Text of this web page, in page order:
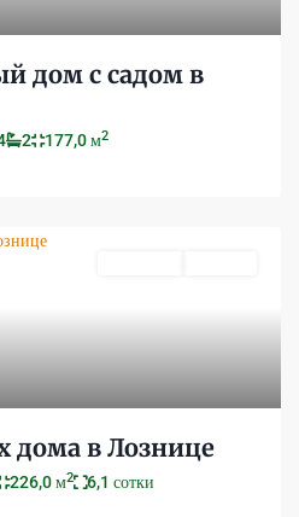
дом с садом в
2 177,0 м2
дома в Лознице
226,0 м2 6,1 сотки